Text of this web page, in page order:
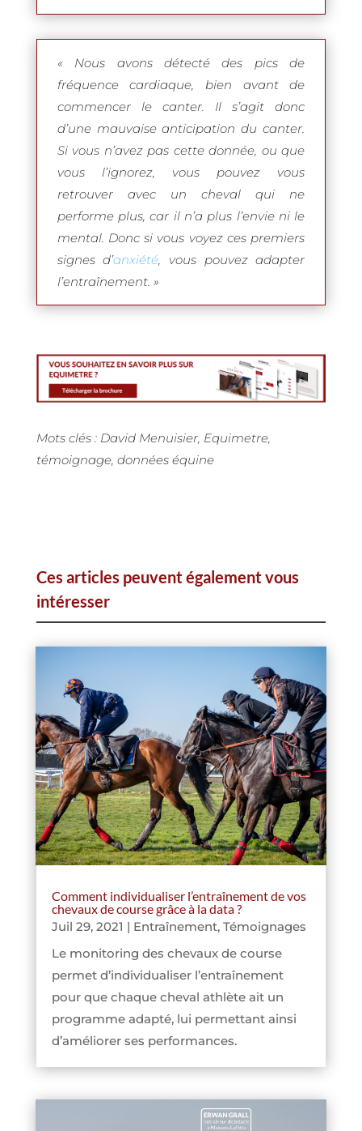
« Nous avons détecté des pics de
fréquence cardiaque, bien avant de
commencer le canter. Il s’agit donc
d’une mauvaise anticipation du canter.
Si vous n’avez pas cette donnée, ou que
vous l’ignorez, vous pouvez vous
retrouver avec un cheval qui ne
performe plus, car il n’a plus l’envie ni le
mental. Donc si vous voyez ces premiers
signes d’anxiété, vous pouvez adapter
l’entraînement. »
Mots clés : David Menuisier, Equimetre,
témoignage, données équine
Ces articles peuvent également vous
intéresser
Comment individualiser l’entraînement de vos
chevaux de course grâce à la data ?
Juil 29, 2021 | Entraînement, Témoignages
Le monitoring des chevaux de course
permet d’individualiser l’entraînement
pour que chaque cheval athlète ait un
programme adapté, lui permettant ainsi
d’améliorer ses performances.